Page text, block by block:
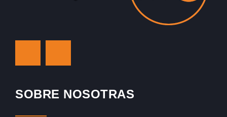
SOBRE NOSOTRAS